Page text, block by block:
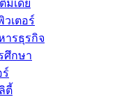
มีเดีย
วเตอร์
ารธุรกิจ
ศึกษา
ร์
ตี้